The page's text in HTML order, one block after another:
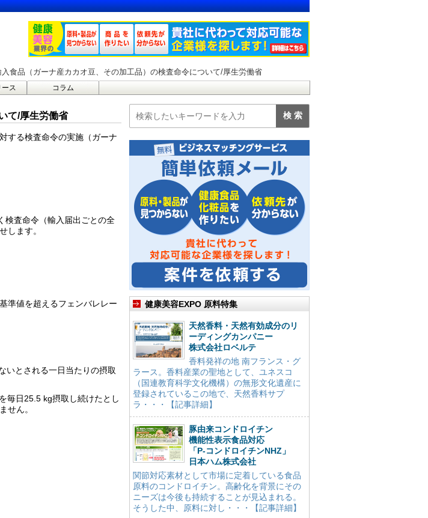
入食品（ガーナ産カカオ豆、その加工品）の検査命令について/厚生労働省
ース コラム
て/厚生労働省
する検査命令の実施（ガーナ
検査命令（輸入届出ごとの全
します。
準値を超えるフェンバレレー
いとされる一日当たりの摂取
毎日25.5 kg摂取し続けたとし
せん。
健康美容EXPO 原料特集
天然香料・天然有効成分のリ
ーディングカンパニー
株式会社ロベルテ
香料発祥の地 南フランス・グ
ラース。香料産業の聖地として、ユネスコ
（国連教育科学文化機構）の無形文化遺産に
登録されているこの地で、天然香料サプ
ラ・・・【記事詳細】
豚由来コンドロイチン
機能性表示食品対応
「P-コンドロイチンNHZ」
日本ハム株式会社
関節対応素材として市場に定着している食品
原料のコンドロイチン。高齢化を背景にその
ニーズは今後も持続することが見込まれる。
そうした中、原料に対し・・・【記事詳細】